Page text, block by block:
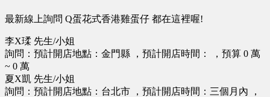
最新線上詢問 Q蛋花式香港雞蛋仔 都在這裡喔!
李X瑈 先生/小姐
詢問：預計開店地點：金門縣 ，預計開店時間： ，預算 0 萬
~ 0 萬
夏X凱 先生/小姐
詢問：預計開店地點：台北市 ，預計開店時間：三個月內 ，